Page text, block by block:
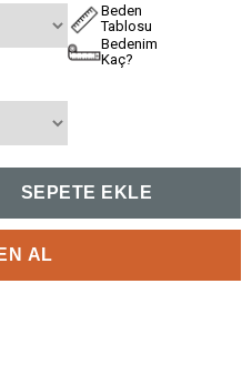
Beden
Tablosu
Bedenim
Kaç?